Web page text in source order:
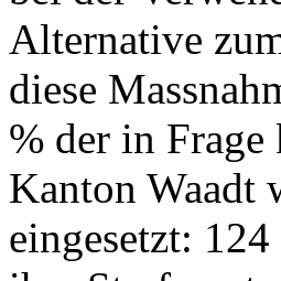
Alternative
diese
% der in
Kanton Waadt
eingesetzt: